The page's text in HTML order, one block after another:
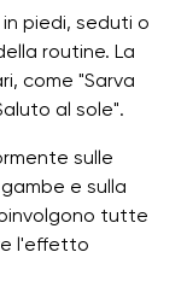
piedi, seduti o
routine. La
come "Sarva
al sole".
sulle
e sulla
tutte
l'effetto